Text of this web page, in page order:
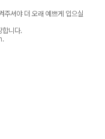
주셔야 더 오래 예쁘게 입으실
합니다.